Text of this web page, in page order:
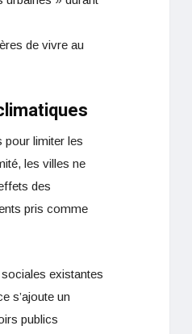
de vivre au
pour limiter les
les villes ne
des
pris comme
existantes
s’ajoute un
publics